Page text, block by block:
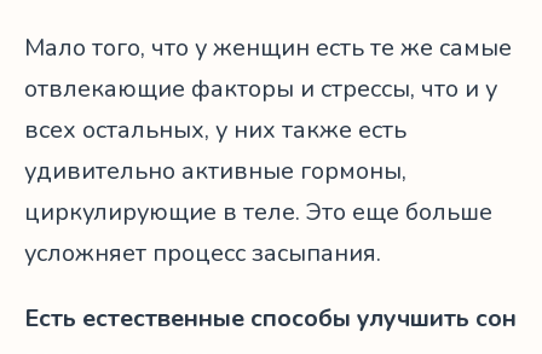
Мало того, что у женщин есть те же самые
отвлекающие факторы и стрессы, что и у
всех остальных, у них также есть
удивительно активные гормоны,
циркулирующие в теле. Это еще больше
усложняет процесс засыпания.
Есть естественные способы улучшить сон